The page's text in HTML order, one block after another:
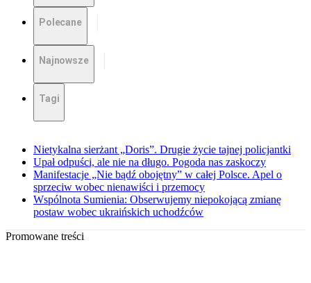
Polecane
Najnowsze
Tagi
Nietykalna sierżant „Doris”. Drugie życie tajnej policjantki
Upał odpuści, ale nie na długo. Pogoda nas zaskoczy
Manifestacje „Nie bądź obojętny” w całej Polsce. Apel o
sprzeciw wobec nienawiści i przemocy
Wspólnota Sumienia: Obserwujemy niepokojącą zmianę
postaw wobec ukraińskich uchodźców
Promowane treści